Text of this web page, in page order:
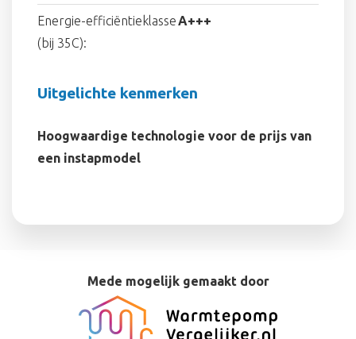
Energie-efficiëntieklasse
(bij 35C):
A+++
Uitgelichte kenmerken
Hoogwaardige technologie voor de prijs van
een instapmodel
Mede mogelijk gemaakt door